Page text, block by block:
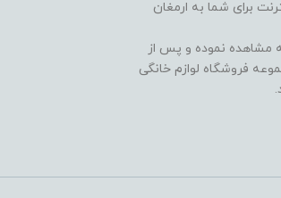
برای شما به ارمغان
مشاهده نموده و پس از
فروشگاه لوازم خانگی